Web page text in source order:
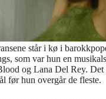
står i kø i
som var hun en
og Lana Del Rey. Det
før hun overgår de fleste.